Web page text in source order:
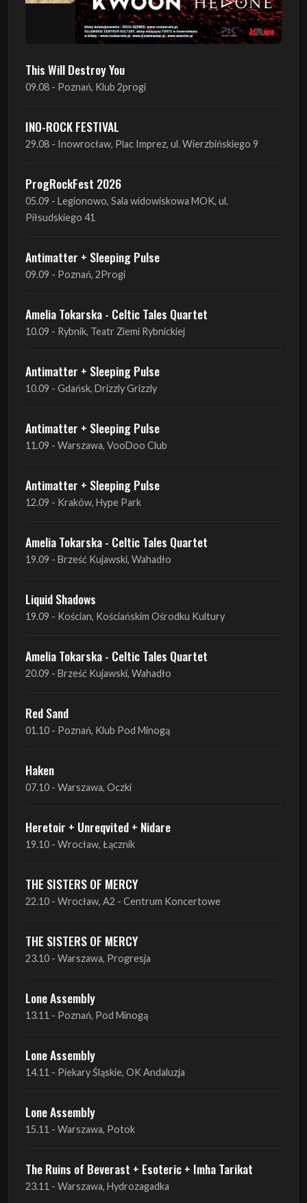
This Will Destroy You
09.08 - Poznań, Klub 2progi
INO-ROCK FESTIVAL
29.08 - Inowrocław, Plac Imprez, ul. Wierzbińskiego 9
ProgRockFest 2026
05.09 - Legionowo, Sala widowiskowa MOK, ul.
Piłsudskiego 41
Antimatter + Sleeping Pulse
09.09 - Poznań, 2Progi
Amelia Tokarska - Celtic Tales Quartet
10.09 - Rybnik, Teatr Ziemi Rybnickiej
Antimatter + Sleeping Pulse
10.09 - Gdańsk, Drizzly Grizzly
Antimatter + Sleeping Pulse
11.09 - Warszawa, VooDoo Club
Antimatter + Sleeping Pulse
12.09 - Kraków, Hype Park
Amelia Tokarska - Celtic Tales Quartet
19.09 - Brześć Kujawski, Wahadło
Liquid Shadows
19.09 - Kościan, Kościańskim Ośrodku Kultury
Amelia Tokarska - Celtic Tales Quartet
20.09 - Brześć Kujawski, Wahadło
Red Sand
01.10 - Poznań, Klub Pod Minogą
Haken
07.10 - Warszawa, Oczki
Heretoir + Unreqvited + Nidare
19.10 - Wrocław, Łącznik
THE SISTERS OF MERCY
22.10 - Wrocław, A2 - Centrum Koncertowe
THE SISTERS OF MERCY
23.10 - Warszawa, Progresja
Lone Assembly
13.11 - Poznań, Pod Minogą
Lone Assembly
14.11 - Piekary Śląskie, OK Andaluzja
Lone Assembly
15.11 - Warszawa, Potok
The Ruins of Beverast + Esoteric + Imha Tarikat
23.11 - Warszawa, Hydrozagadka